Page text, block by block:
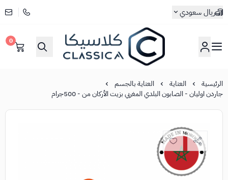
ريال سعودي
كلاسيكا
0
الرئيسية العناية
العناية بالجسم
جاردن اوليان - الصابون البلدي المغربي بزيت الأركان من - 500جرام